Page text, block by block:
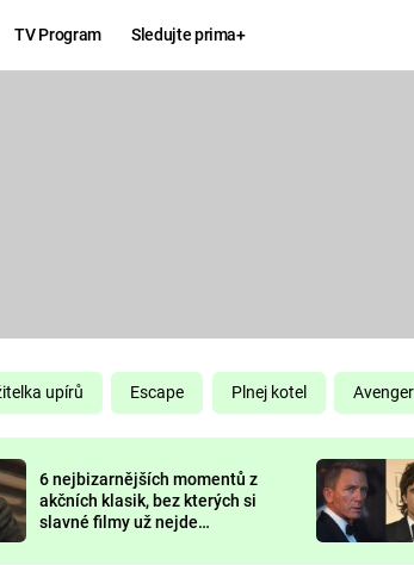
TV Program Sledujte prima+
KOMEDIE
CHUCK
NORRIS
DEADPOOL
upírů Escape Plnej kotel
6 nejbizarnějších momentů z
akčních klasik, bez kterých si
slavné filmy už nejde